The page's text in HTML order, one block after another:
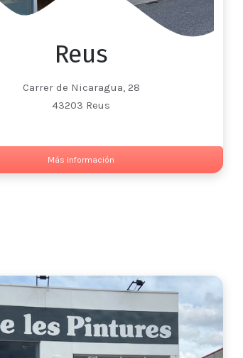
Reus
Carrer de Nicaragua, 28
43203 Reus
Más información